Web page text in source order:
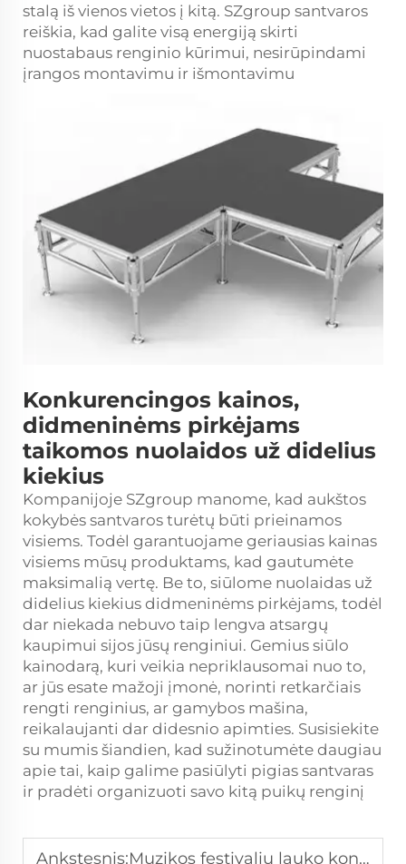
stalą iš vienos vietos į kitą. SZgroup santvaros
reiškia, kad galite visą energiją skirti
nuostabaus renginio kūrimui, nesirūpindami
įrangos montavimu ir išmontavimu
Konkurencingos kainos,
didmeninėms pirkėjams
taikomos nuolaidos už didelius
kiekius
Kompanijoje SZgroup manome, kad aukštos
kokybės santvaros turėtų būti prieinamos
visiems. Todėl garantuojame geriausias kainas
visiems mūsų produktams, kad gautumėte
maksimalią vertę. Be to, siūlome nuolaidas už
didelius kiekius didmeninėms pirkėjams, todėl
dar niekada nebuvo taip lengva atsargų
kaupimui sijos jūsų renginiui. Gemius siūlo
kainodarą, kuri veikia nepriklausomai nuo to,
ar jūs esate mažoji įmonė, norinti retkarčiais
rengti renginius, ar gamybos mašina,
reikalaujanti dar didesnio apimties. Susisiekite
su mumis šiandien, kad sužinotumėte daugiau
apie tai, kaip galime pasiūlyti pigias santvaras
ir pradėti organizuoti savo kitą puikų renginį
Ankstesnis:Muzikos festivalių lauko koncertų scenos dizainas